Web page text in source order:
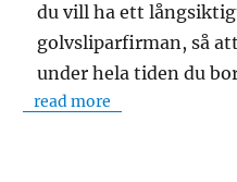
du vill ha ett
golvsliparfirman, så
under hela tiden du
read more